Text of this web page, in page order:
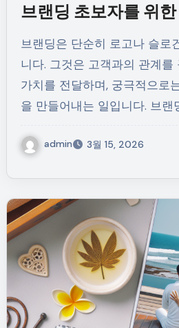
브랜딩 초보자를 위
브랜딩은 단순히 로고나 슬로건을 만드는 일이 아닙
니다. 그것은 고객과의 관계를
가치를 전달하며, 궁극적으로
을 만들어내는 일입니다. 브랜
admin 3월 15, 2026